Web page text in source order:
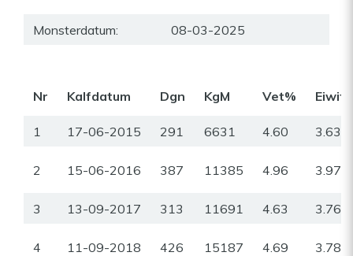
Monsterdatum: 08-03-2025
Nr Kalfdatum Dgn KgM Vet%
1 17-06-2015 291 6631 4.60 3.63
2 15-06-2016 387 11385 4.96 3.97
3 13-09-2017 313 11691 4.63 3.76
4 11-09-2018 426 15187 4.69 3.78